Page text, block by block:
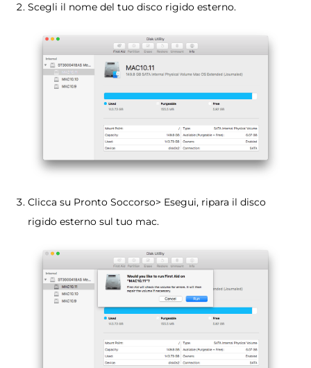
Scegli il nome del tuo disco rigido esterno.
Clicca su Pronto Soccorso> Esegui, ripara il disco
rigido esterno sul tuo mac.